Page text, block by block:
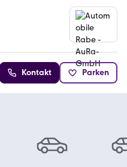
Kontakt Parken